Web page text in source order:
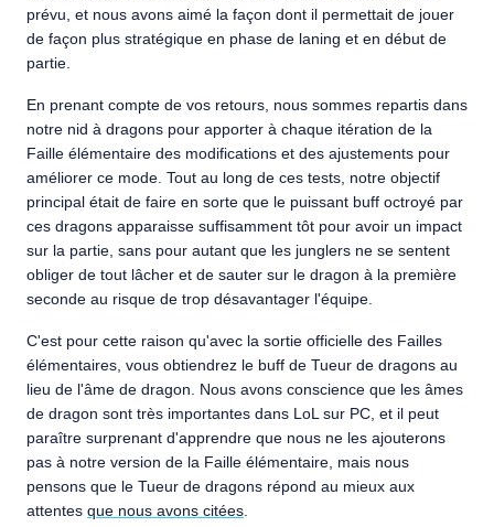
prévu, et nous avons aimé la façon dont il permettait de jouer
de façon plus stratégique en phase de laning et en début de
partie.
En prenant compte de vos retours, nous sommes repartis dans
notre nid à dragons pour apporter à chaque itération de la
Faille élémentaire des modifications et des ajustements pour
améliorer ce mode. Tout au long de ces tests, notre objectif
principal était de faire en sorte que le puissant buff octroyé par
ces dragons apparaisse suffisamment tôt pour avoir un impact
sur la partie, sans pour autant que les junglers ne se sentent
obliger de tout lâcher et de sauter sur le dragon à la première
seconde au risque de trop désavantager l'équipe.
C'est pour cette raison qu'avec la sortie officielle des Failles
élémentaires, vous obtiendrez le buff de Tueur de dragons au
lieu de l'âme de dragon. Nous avons conscience que les âmes
de dragon sont très importantes dans LoL sur PC, et il peut
paraître surprenant d'apprendre que nous ne les ajouterons
pas à notre version de la Faille élémentaire, mais nous
pensons que le Tueur de dragons répond au mieux aux
attentes que nous avons citées